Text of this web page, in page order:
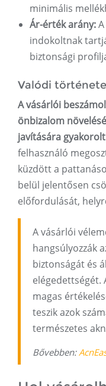
minimális
Ár-érték arány:
indokoltnak
biztonsági
Valódi
A vásárlói
önbizalom
javítására
felhasználó
küzdött a
belül jelentősen
előfordulását,
A vásárlói
hangsúlyozzák
biztonságát és
elégedettségét.
magas
teszik azok
természetes
Bővebben: